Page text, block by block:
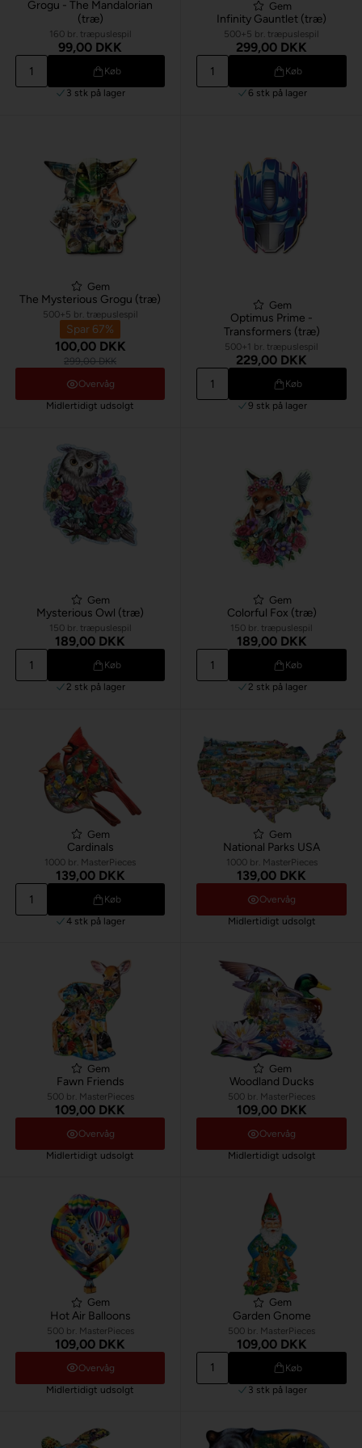
Grogu - The Mandalorian
(træ)
160 br. træpuslespil
99,00 DKK
Køb
3 stk på lager
Gem
Infinity Gauntlet (træ)
500+5 br. træpuslespil
299,00 DKK
Køb
6 stk på lager
Gem
The Mysterious Grogu (træ)
500+5 br. træpuslespil
Spar 67%
100,00 DKK
299,00 DKK
Overvåg
Midlertidigt udsolgt
Gem
Optimus Prime -
Transformers (træ)
500+1 br. træpuslespil
229,00 DKK
Køb
9 stk på lager
Gem
Mysterious Owl (træ)
150 br. træpuslespil
189,00 DKK
Køb
2 stk på lager
Gem
Colorful Fox (træ)
150 br. træpuslespil
189,00 DKK
Køb
2 stk på lager
Gem
Cardinals
1000 br. MasterPieces
139,00 DKK
Køb
4 stk på lager
Gem
National Parks USA
1000 br. MasterPieces
139,00 DKK
Overvåg
Midlertidigt udsolgt
Gem
Fawn Friends
500 br. MasterPieces
109,00 DKK
Overvåg
Midlertidigt udsolgt
Gem
Woodland Ducks
500 br. MasterPieces
109,00 DKK
Overvåg
Midlertidigt udsolgt
Gem
Hot Air Balloons
500 br. MasterPieces
109,00 DKK
Overvåg
Midlertidigt udsolgt
Gem
Garden Gnome
500 br. MasterPieces
109,00 DKK
Køb
3 stk på lager